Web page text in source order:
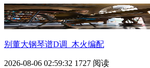
别董大钢琴谱D调_木火编配
2026-08-06 02:59:32 1727 阅读